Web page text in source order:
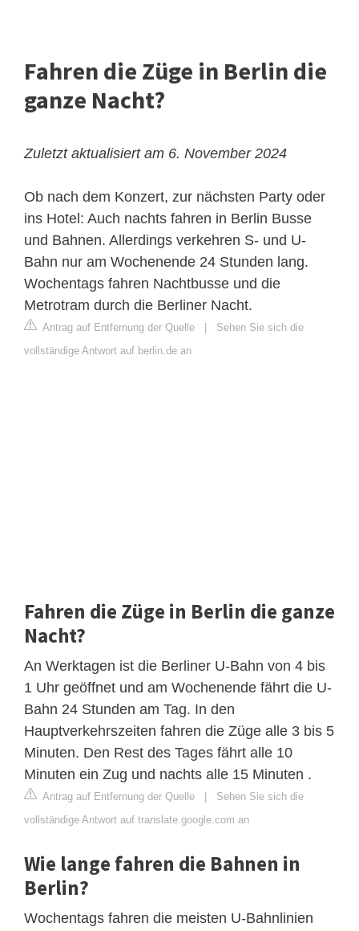
Fahren die Züge in Berlin die
ganze Nacht?
Zuletzt aktualisiert am 6. November 2024
Ob nach dem Konzert, zur nächsten Party oder
ins Hotel: Auch nachts fahren in Berlin Busse
und Bahnen. Allerdings verkehren S- und U-
Bahn nur am Wochenende 24 Stunden lang.
Wochentags fahren Nachtbusse und die
Metrotram durch die Berliner Nacht.
Antrag auf Entfernung der Quelle
Sehen Sie sich die
vollständige Antwort auf berlin.de an
Fahren die Züge in Berlin die ganze
Nacht?
An Werktagen ist die Berliner U-Bahn von 4 bis
1 Uhr geöffnet und am Wochenende fährt die U-
Bahn 24 Stunden am Tag. In den
Hauptverkehrszeiten fahren die Züge alle 3 bis 5
Minuten. Den Rest des Tages fährt alle 10
Minuten ein Zug und nachts alle 15 Minuten .
Antrag auf Entfernung der Quelle
Sehen Sie sich die
vollständige Antwort auf translate.google.com an
Wie lange fahren die Bahnen in
Berlin?
Wochentags fahren die meisten U-Bahnlinien